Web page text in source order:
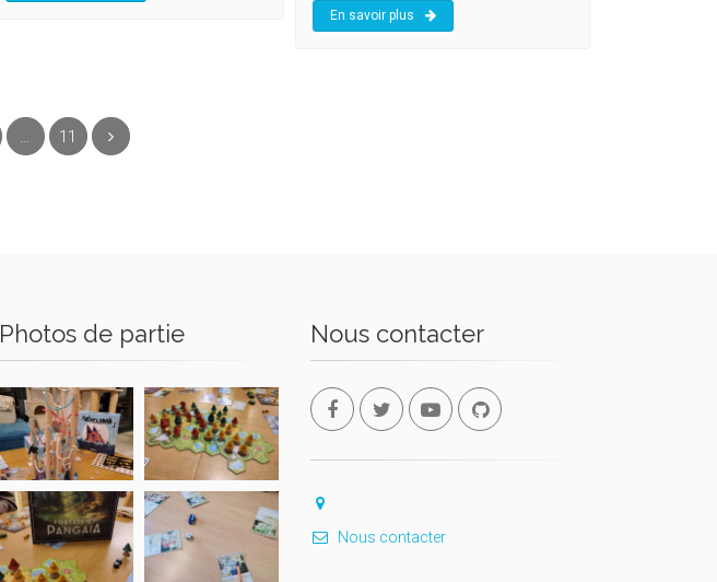
En savoir plus
… 11 Suivant
Photos de partie Nous contacter
Nous contacter